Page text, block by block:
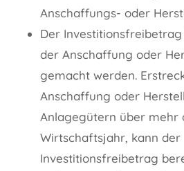
Anschaffungs- oder
Der
der Anschaffung oder
gemacht werden.
Anschaffung oder
Anlagegütern über mehr
Wirtschaftsjahr, kann der
Investitionsfreibetrag